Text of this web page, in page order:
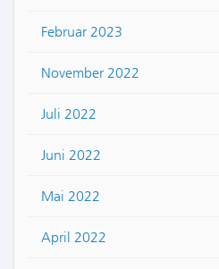
Februar 2023
November 2022
Juli 2022
Juni 2022
Mai 2022
April 2022